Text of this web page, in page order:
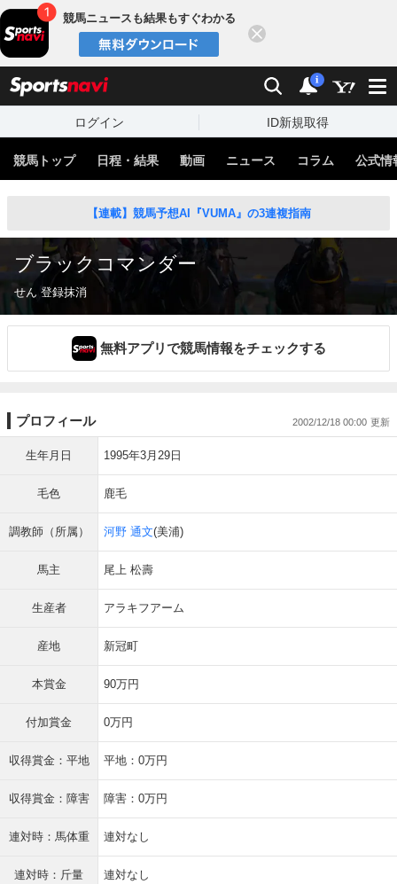
競馬ニュースも結果もすぐわかる
検索 通知
i
ログイン ID新規取得
競馬トップ 日程・結果 動画 ニュース コラム 公式情
【連載】競馬予想AI『VUMA』の3連複指南
ブラックコマンダー
せん 登録抹消
無料アプリで競馬情報をチェックする
プロフィール 2002/12/18 00:00
生年月日 1995年3月29日
毛色 鹿毛
調教師（所属） 河野 通文(美浦)
馬主 尾上 松壽
生産者 アラキフアーム
産地 新冠町
本賞金 90万円
付加賞金 0万円
収得賞金：平地 平地：0万円
収得賞金：障害 障害：0万円
連対時：馬体重 連対なし
連対時：斤量 連対なし